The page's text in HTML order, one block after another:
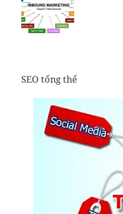
SEO tổng thể